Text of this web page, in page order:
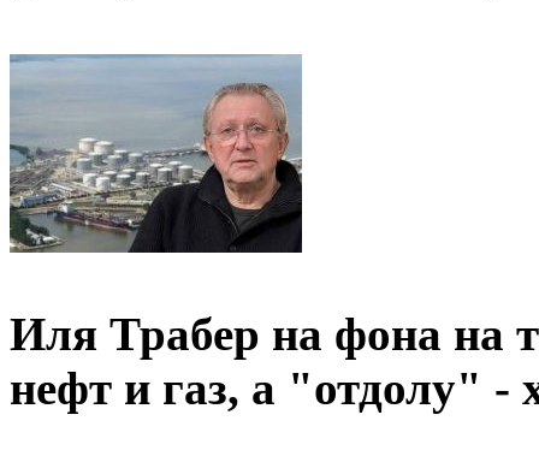
Иля Трабер на фона на
нефт и газ, а "отдолу" -